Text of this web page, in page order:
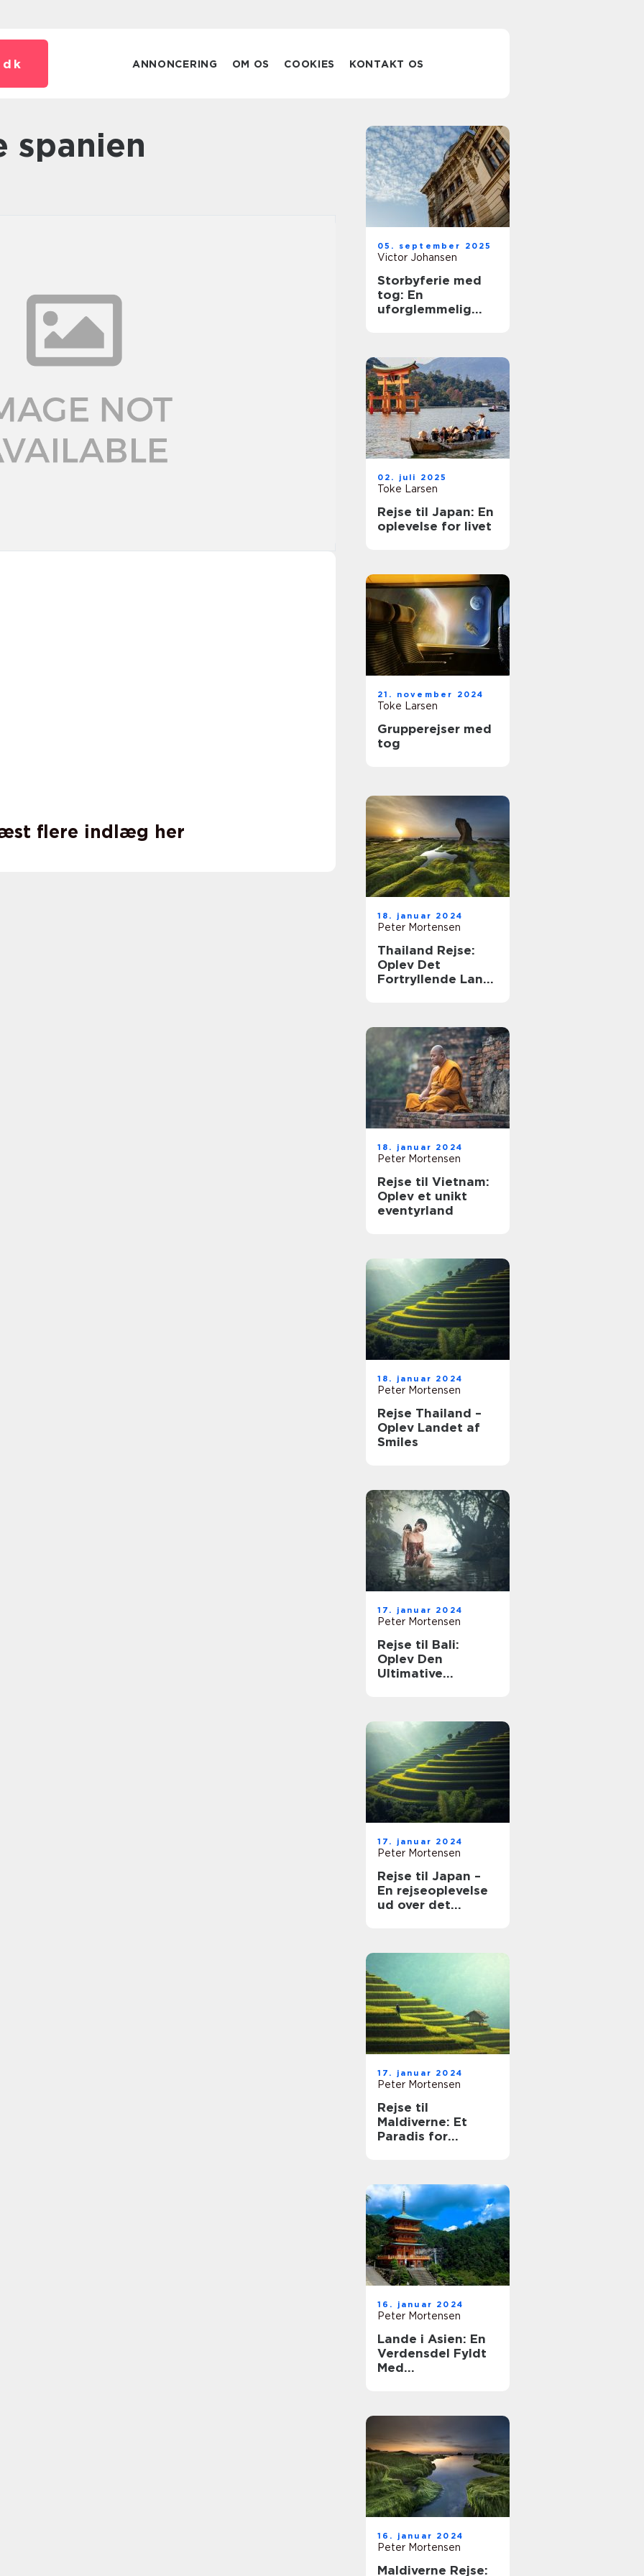
dk ANNONCERING OM OS COOKIES KONTAKT OS
spanien
flere indlæg her
05. september 2025
Victor Johansen
Storbyferie med
tog: En
uforglemmelig
02. juli 2025
Toke Larsen
Rejse til Japan: En
oplevelse for livet
21. november 2024
Toke Larsen
Grupperejser med
tog
18. januar 2024
Peter Mortensen
Thailand Rejse:
Oplev Det
Fortryllende Land
18. januar 2024
Peter Mortensen
Rejse til Vietnam:
Oplev et unikt
eventyrland
18. januar 2024
Peter Mortensen
Rejse Thailand –
Oplev Landet af
Smiles
17. januar 2024
Peter Mortensen
Rejse til Bali:
Oplev Den
Ultimative
17. januar 2024
Peter Mortensen
Rejse til Japan –
En rejseoplevelse
ud over det
17. januar 2024
Peter Mortensen
Rejse til
Maldiverne: Et
Paradis for
16. januar 2024
Peter Mortensen
Lande i Asien: En
Verdensdel Fyldt
Med
16. januar 2024
Peter Mortensen
Maldiverne Rejse: